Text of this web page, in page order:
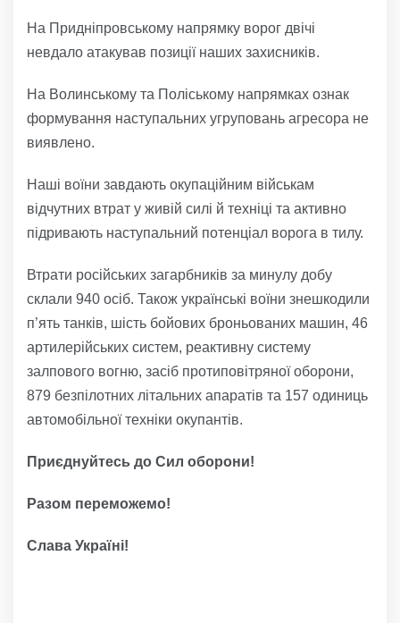
На Придніпровському напрямку ворог двічі
невдало атакував позиції наших захисників.
На Волинському та Поліському напрямках ознак
формування наступальних угруповань агресора не
виявлено.
Наші воїни завдають окупаційним військам
відчутних втрат у живій силі й техніці та активно
підривають наступальний потенціал ворога в тилу.
Втрати російських загарбників за минулу добу
склали 940 осіб. Також українські воїни знешкодили
п’ять танків, шість бойових броньованих машин, 46
артилерійських систем, реактивну систему
залпового вогню, засіб протиповітряної оборони,
879 безпілотних літальних апаратів та 157 одиниць
автомобільної техніки окупантів.
Приєднуйтесь до Сил оборони!
Разом переможемо!
Слава Україні!